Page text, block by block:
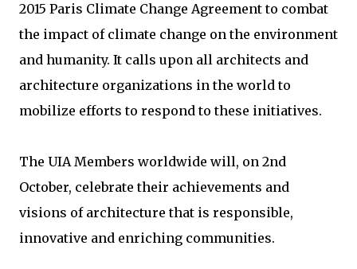
2015 Paris Climate Change Agreement to combat
the impact of climate change on the environment
and humanity. It calls upon all architects and
architecture organizations in the world to
mobilize efforts to respond to these initiatives.
The UIA Members worldwide will, on 2nd
October, celebrate their achievements and
visions of architecture that is responsible,
innovative and enriching communities.